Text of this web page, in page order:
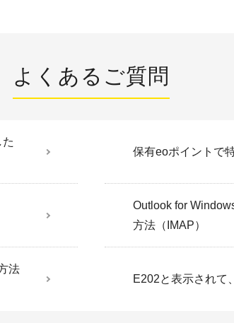
よくあるご質問
保有eoポイントで
Outlook for
方法（IMAP）
法
E202と表示されて